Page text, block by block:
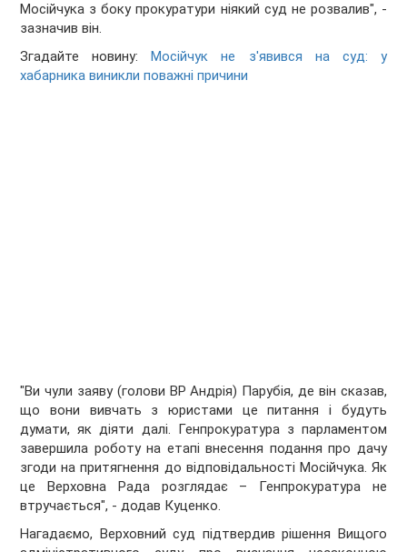
Мосійчука з боку прокуратури ніякий суд не розвалив", -
зазначив він.
Згадайте новину: Мосійчук не з'явився на суд: у
хабарника виникли поважні причини
"Ви чули заяву (голови ВР Андрія) Парубія, де він сказав,
що вони вивчать з юристами це питання і будуть
думати, як діяти далі. Генпрокуратура з парламентом
завершила роботу на етапі внесення подання про дачу
згоди на притягнення до відповідальності Мосійчука. Як
це Верховна Рада розглядає – Генпрокуратура не
втручається", - додав Куценко.
Нагадаємо, Верховний суд підтвердив рішення Вищого